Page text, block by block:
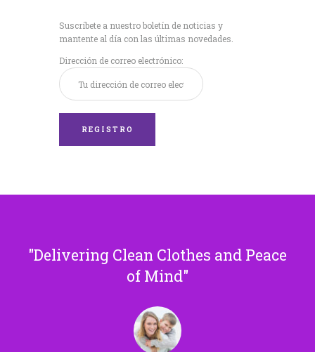
Suscríbete a nuestro boletín de noticias y
mantente al día con las últimas novedades.
Dirección de correo electrónico:
Delivering Clean Clothes and Peace
of Mind